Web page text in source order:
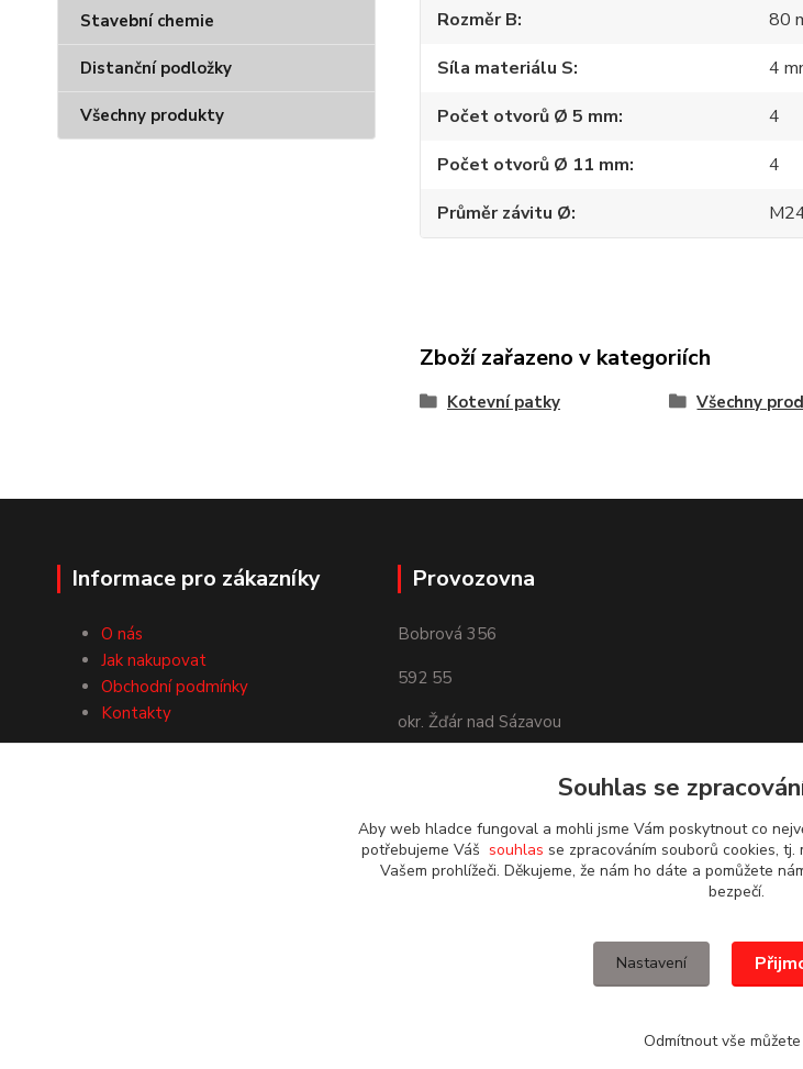
Stavební chemie
Distanční podložky
Všechny produkty
Rozměr B
80
Síla materiálu S
4
Počet otvorů Ø 5 mm
4
Počet otvorů Ø 11 mm
4
Průměr závitu Ø
Zboží zařazeno v kategoriích
Kotevní patky Všechny
Informace pro zákazníky
O nás
Jak nakupovat
Obchodní podmínky
Kontakty
Provozovna
Bobrová 356
592 55
okr. Žďár nad Sázavou
Souhlas se
Aby web hladce fungoval a mohli jsme Vám poskytnout co
potřebujeme Váš souhlas se zpracováním souborů cookies,
Vašem prohlížeči. Děkujeme, že nám ho dáte a pomůžete
bezpečí.
Nastavení
Odmítnout vše můžete